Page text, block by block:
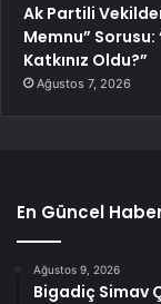
Ak Partili
Memnu” Sorusu:
Katkınız Oldu?”
Ağustos 7, 2026
En Güncel
Ağustos 9, 2026
Bigadiç Simav